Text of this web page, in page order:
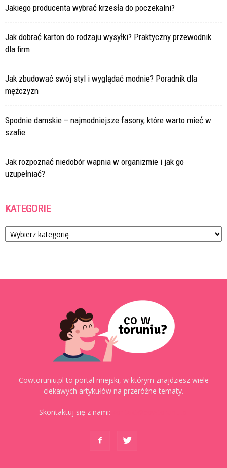
Jakiego producenta wybrać krzesła do poczekalni?
Jak dobrać karton do rodzaju wysyłki? Praktyczny przewodnik
dla firm
Jak zbudować swój styl i wyglądać modnie? Poradnik dla
mężczyzn
Spodnie damskie – najmodniejsze fasony, które warto mieć w
szafie
Jak rozpoznać niedobór wapnia w organizmie i jak go
uzupełniać?
KATEGORIE
Kategorie
Cowtoruniu.pl to portal miejski, w którym znajdziesz wiele
ciekawych artykułów na przeróżne tematy.
Skontaktuj się z nami: